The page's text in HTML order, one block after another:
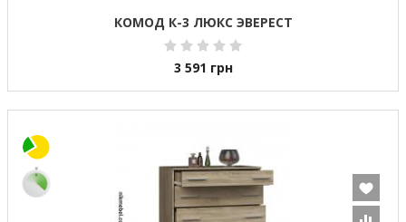
КОМОД К-3 ЛЮКС ЭВЕРЕСТ
3 591 грн